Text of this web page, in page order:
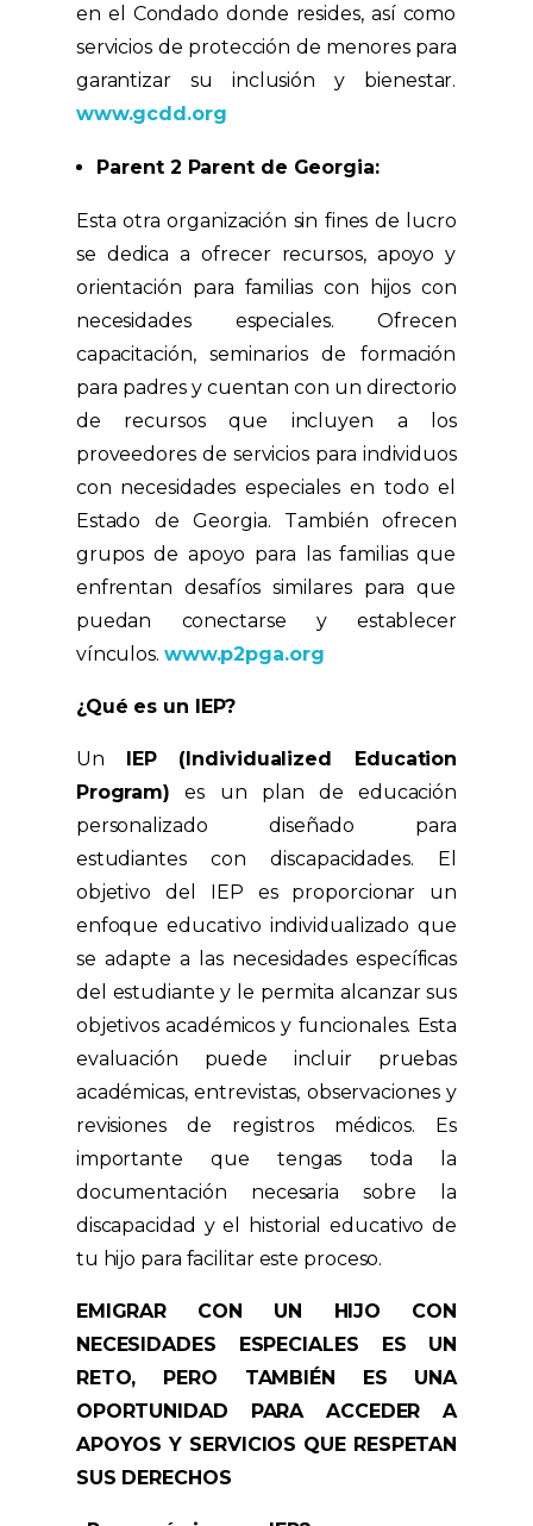
en el Condado donde resides, así como
servicios de protección de menores para
garantizar su inclusión y bienestar.
www.gcdd.org
Parent 2 Parent de Georgia:
Esta otra organización sin fines de lucro
se dedica a ofrecer recursos, apoyo y
orientación para familias con hijos con
necesidades especiales. Ofrecen
capacitación, seminarios de formación
para padres y cuentan con un directorio
de recursos que incluyen a los
proveedores de servicios para individuos
con necesidades especiales en todo el
Estado de Georgia. También ofrecen
grupos de apoyo para las familias que
enfrentan desafíos similares para que
puedan conectarse y establecer
vínculos. www.p2pga.org
¿Qué es un IEP?
Un IEP (Individualized Education
Program) es un plan de educación
personalizado diseñado para
estudiantes con discapacidades. El
objetivo del IEP es proporcionar un
enfoque educativo individualizado que
se adapte a las necesidades específicas
del estudiante y le permita alcanzar sus
objetivos académicos y funcionales. Esta
evaluación puede incluir pruebas
académicas, entrevistas, observaciones y
revisiones de registros médicos. Es
importante que tengas toda la
documentación necesaria sobre la
discapacidad y el historial educativo de
tu hijo para facilitar este proceso.
EMIGRAR CON UN HIJO CON
NECESIDADES ESPECIALES ES UN
RETO, PERO TAMBIÉN ES UNA
OPORTUNIDAD PARA ACCEDER A
APOYOS Y SERVICIOS QUE RESPETAN
SUS DERECHOS